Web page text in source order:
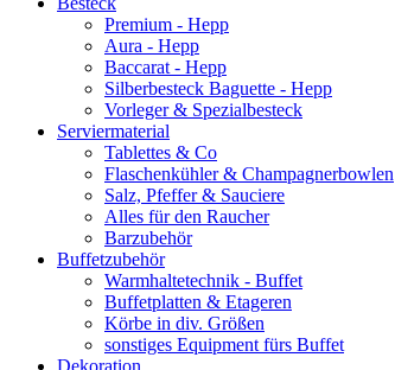
Premium - Hepp
Aura - Hepp
Baccarat - Hepp
Silberbesteck Baguette - Hepp
Vorleger & Spezialbesteck
Serviermaterial
Tablettes & Co
Flaschenkühler & Champagnerbowlen
Salz, Pfeffer & Sauciere
Alles für den Raucher
Barzubehör
Buffetzubehör
Warmhaltetechnik - Buffet
Buffetplatten & Etageren
Körbe in div. Größen
sonstiges Equipment fürs Buffet